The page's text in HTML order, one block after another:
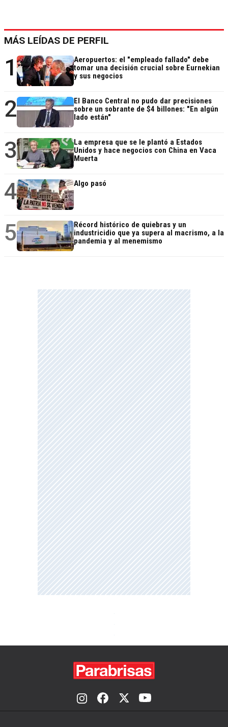
MÁS LEÍDAS DE PERFIL
1
Aeropuertos: el "empleado fallado" debe
tomar una decisión crucial sobre Eurnekian
y sus negocios
2
El Banco Central no pudo dar precisiones
sobre un sobrante de $4 billones: "En algún
lado están"
3
La empresa que se le plantó a Estados
Unidos y hace negocios con China en Vaca
Muerta
4 Algo pasó
5
Récord histórico de quiebras y un
industricidio que ya supera al macrismo, a la
pandemia y al menemismo